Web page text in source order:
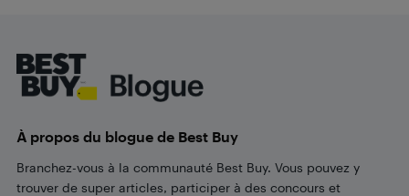
À propos du blogue de Best Buy
Branchez-vous à la communauté Best Buy. Vous pouvez y
trouver de super articles, participer à des concours et